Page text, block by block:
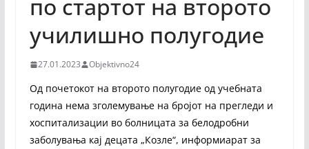
по стартот на второто
училишно полугодие
27.01.2023 Objektivno24
Од почетокот на второто полугодие од учебната
година нема зголемување на бројот на прегледи и
хоспитализации во болницата за белодробни
заболувања кај децата „Козле“, информиарат за